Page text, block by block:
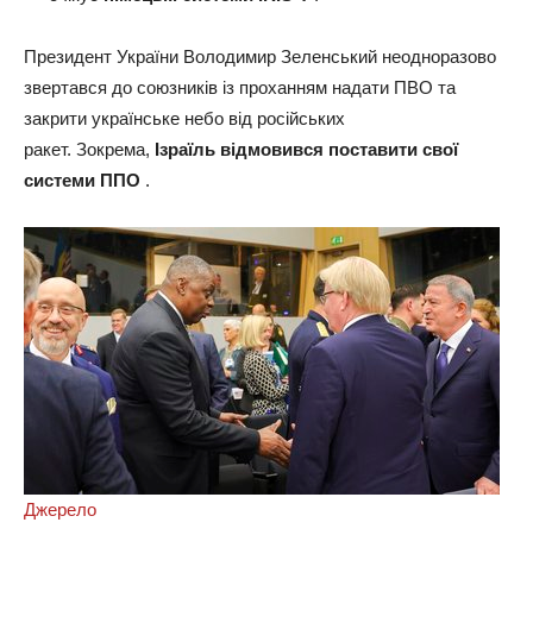
Президент України Володимир Зеленський неодноразово
звертався до союзників із проханням надати ПВО та
закрити українське небо від російських
ракет. Зокрема, Ізраїль відмовився поставити свої
системи ППО .
Джерело